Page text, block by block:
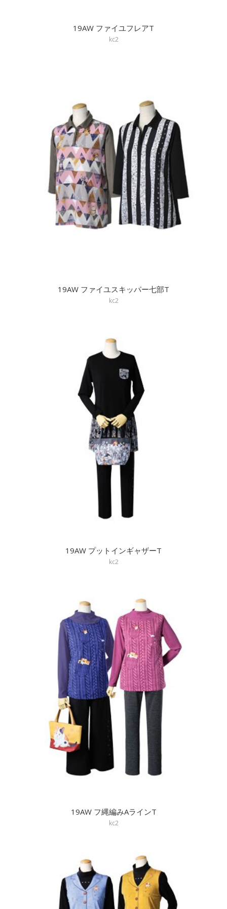
19AW ファイユフレアT
kc2
19AW ファイユスキッパー七部T
kc2
19AW プットインギャザーT
kc2
19AW フ縄編みAラインT
kc2